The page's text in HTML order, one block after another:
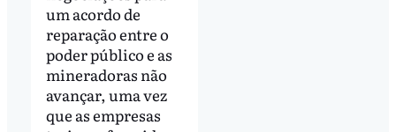
um acordo de
reparação entre o
poder público e as
mineradoras não
avançar, uma vez
que as empresas